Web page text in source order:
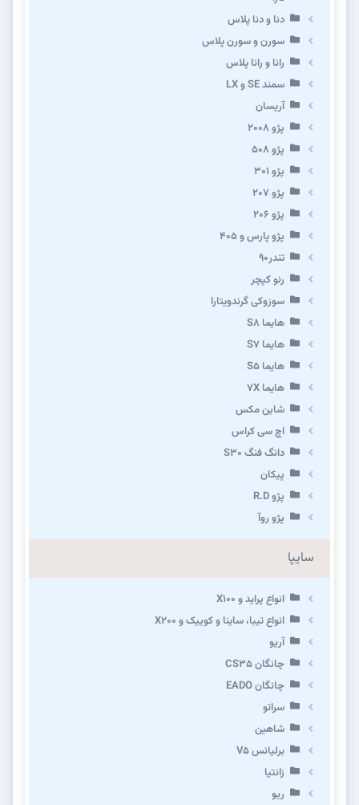
دنا و دنا پلاس
سورن و سورن پلاس
رانا و رانا پلاس
سمند SE و LX
آریسان
پژو ۲۰۰۸
پژو ۵۰۸
پژو 301
پژو ۲۰۷
پژو ۲۰۶
پژو پارس و ۴۰۵
تندر۹۰
رنو کپچر
سوزوکی گرندویتارا
هایما S8
هایما S7
هایما S5
هایما 7X
شاین مکس
اچ سی کراس
دانگ فنگ S30
پیکان
پژو R.D
پژو روآ
سایپا
انواع پراید و X100
انواع تیبا، ساینا و کوییک و X200
آریو
چانگان CS35
چانگان EADO
سراتو
شاهین
برلیانس V5
زانتیا
ریو